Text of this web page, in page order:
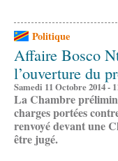
Politique
Affaire Bosco
l’ouverture du
Samedi 11 Octobre 2014 -
La Chambre
charges portées
renvoyé devant une
être jugé.